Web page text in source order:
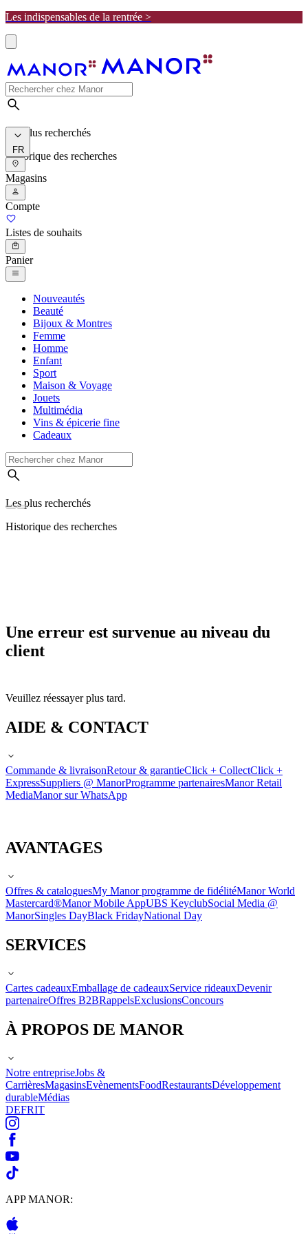
Les indispensables de la rentrée >
Les plus recherchés
Historique des recherches
FR
Magasins
Compte
Listes de souhaits
Panier
Nouveautés
Beauté
Bijoux & Montres
Femme
Homme
Enfant
Sport
Maison & Voyage
Jouets
Multimédia
Vins & épicerie fine
Cadeaux
Les plus recherchés
Historique des recherches
Une erreur est survenue au niveau du
client
Veuillez réessayer plus tard.
AIDE & CONTACT
Commande & livraisonRetour & garantieClick + CollectClick +
ExpressSuppliers @ ManorProgramme partenairesManor Retail
MediaManor sur WhatsApp
AVANTAGES
Offres & cataloguesMy Manor programme de fidélitéManor World
Mastercard®Manor Mobile AppUBS KeyclubSocial Media @
ManorSingles DayBlack FridayNational Day
SERVICES
Cartes cadeauxEmballage de cadeauxService rideauxDevenir
partenaireOffres B2BRappelsExclusionsConcours
À PROPOS DE MANOR
Notre entrepriseJobs &
CarrièresMagasinsEvènementsFoodRestaurantsDéveloppement
durableMédias
DEFRIT
APP MANOR: